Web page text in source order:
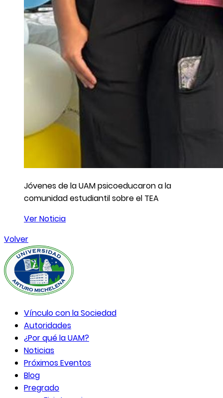
Jóvenes de la UAM psicoeducaron a la
comunidad estudiantil sobre el TEA
Ver Noticia
Volver
Vínculo con la Sociedad
Autoridades
¿Por qué la UAM?
Noticias
Próximos Eventos
Blog
Pregrado